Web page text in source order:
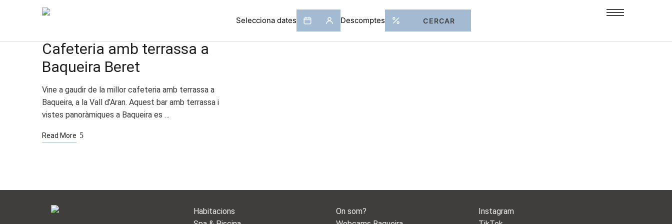
Cafeteria amb terrassa a
Baqueira Beret
Vine a gaudir de la millor cafeteria amb terrassa a
Baqueira, a la Vall d’Aran. Aquest bar amb terrassa i
vistes panoràmiques a Baqueira es …
Read More
Habitacions
On som?
Instagram